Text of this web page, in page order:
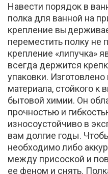
Навести порядок в
полка для ванной на
крепление
переместить полку не
крепление «липучка»
всегда держится
упаковки.
материала, стойкого к
бытовой химии. Он
прочностью и
износоустойчиво в
вам долгие годы.
необходимо либо
между присоской и
ее феном и снять.